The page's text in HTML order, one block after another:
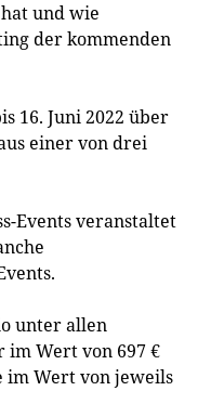
und wie
der kommenden
16. Juni 2022 über
einer von drei
Events veranstaltet
unter allen
Wert von 697 €
im Wert von jeweils